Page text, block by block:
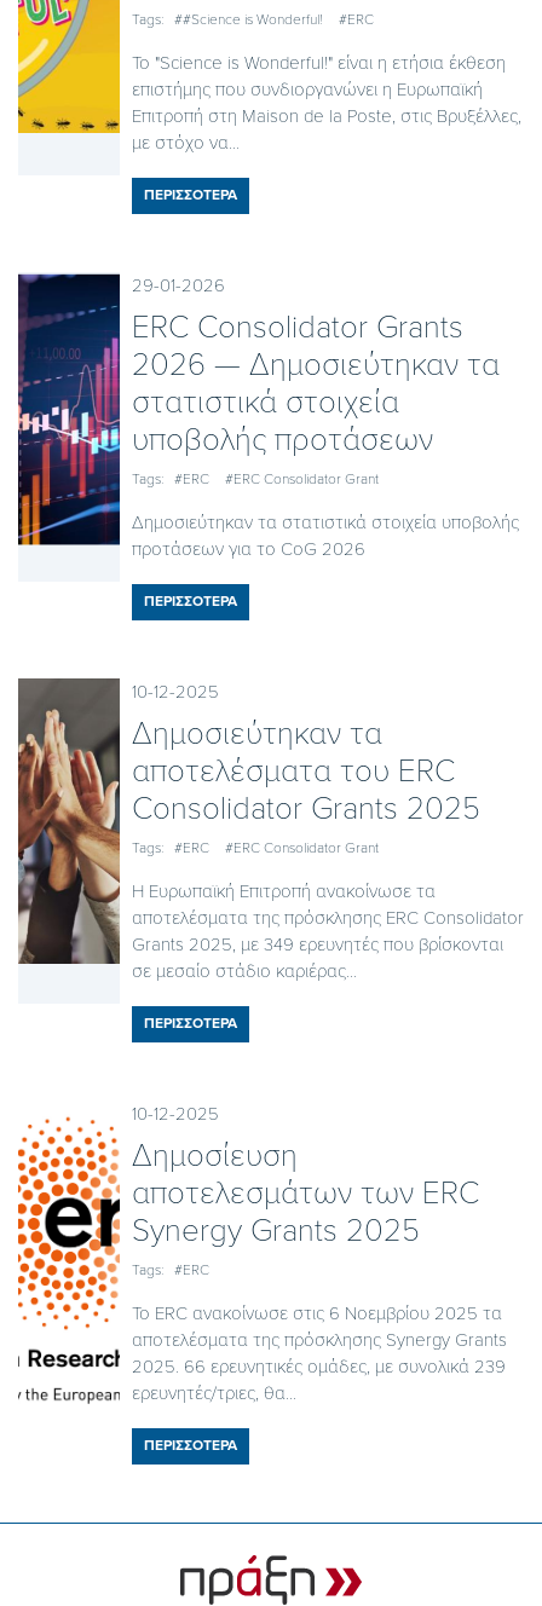
Tags: ##Science is Wonderful! #ERC
Το "Science is Wonderful!" είναι η ετήσια έκθεση
επιστήμης που συνδιοργανώνει η Ευρωπαϊκή
Επιτροπή στη Maison de la Poste, στις Βρυξέλλες,
με στόχο να...
ΠΕΡΙΣΣΟΤΕΡΑ
29-01-2026
ERC Consolidator Grants
2026 — Δημοσιεύτηκαν τα
στατιστικά στοιχεία
υποβολής προτάσεων
Tags: #ERC #ERC Consolidator Grant
Δημοσιεύτηκαν τα στατιστικά στοιχεία υποβολής
προτάσεων για το CoG 2026
ΠΕΡΙΣΣΟΤΕΡΑ
10-12-2025
Δημοσιεύτηκαν τα
αποτελέσματα του ERC
Consolidator Grants 2025
Tags: #ERC #ERC Consolidator Grant
Η Ευρωπαϊκή Επιτροπή ανακοίνωσε τα
αποτελέσματα της πρόσκλησης ERC Consolidator
Grants 2025, με 349 ερευνητές που βρίσκονται
σε μεσαίο στάδιο καριέρας...
ΠΕΡΙΣΣΟΤΕΡΑ
10-12-2025
Δημοσίευση
αποτελεσμάτων των ERC
Synergy Grants 2025
Tags: #ERC
Το ERC ανακοίνωσε στις 6 Νοεμβρίου 2025 τα
αποτελέσματα της πρόσκλησης Synergy Grants
2025. 66 ερευνητικές ομάδες, με συνολικά 239
ερευνητές/τριες, θα...
ΠΕΡΙΣΣΟΤΕΡΑ